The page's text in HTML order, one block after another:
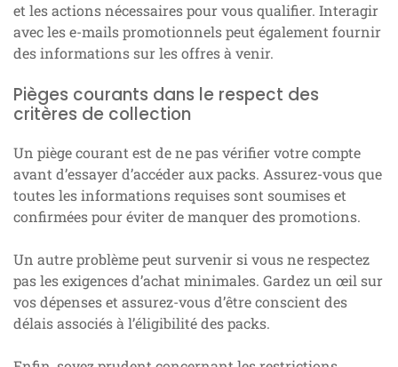
et les actions nécessaires pour vous qualifier. Interagir
avec les e-mails promotionnels peut également fournir
des informations sur les offres à venir.
Pièges courants dans le respect des
critères de collection
Un piège courant est de ne pas vérifier votre compte
avant d’essayer d’accéder aux packs. Assurez-vous que
toutes les informations requises sont soumises et
confirmées pour éviter de manquer des promotions.
Un autre problème peut survenir si vous ne respectez
pas les exigences d’achat minimales. Gardez un œil sur
vos dépenses et assurez-vous d’être conscient des
délais associés à l’éligibilité des packs.